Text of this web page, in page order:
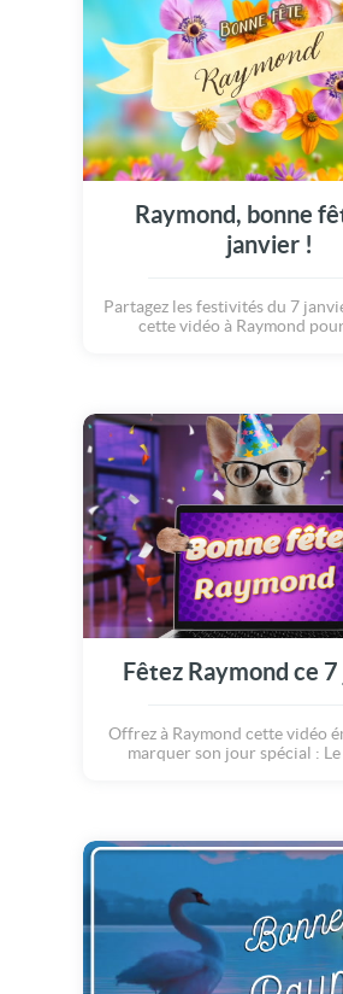
Raymond, bonne
janvier !
Partagez les festivités du 7
cette vidéo à Raymond
Fêtez Raymond ce
Offrez à Raymond cette vidéo
marquer son jour spécial : Le